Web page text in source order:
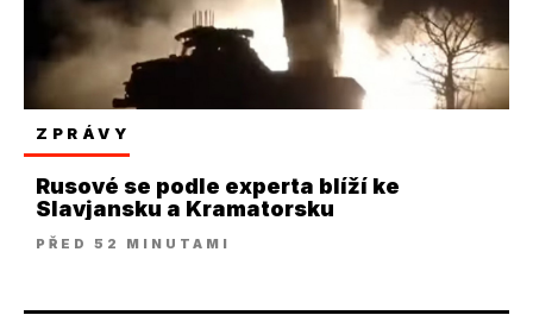
ZPRÁVY
Rusové se podle experta blíží ke
Slavjansku a Kramatorsku
PŘED 52 MINUTAMI